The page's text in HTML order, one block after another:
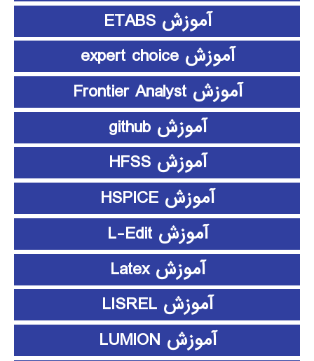
آموزش ETABS
آموزش expert choice
آموزش Frontier Analyst
آموزش github
آموزش HFSS
آموزش HSPICE
آموزش L-Edit
آموزش Latex
آموزش LISREL
آموزش LUMION